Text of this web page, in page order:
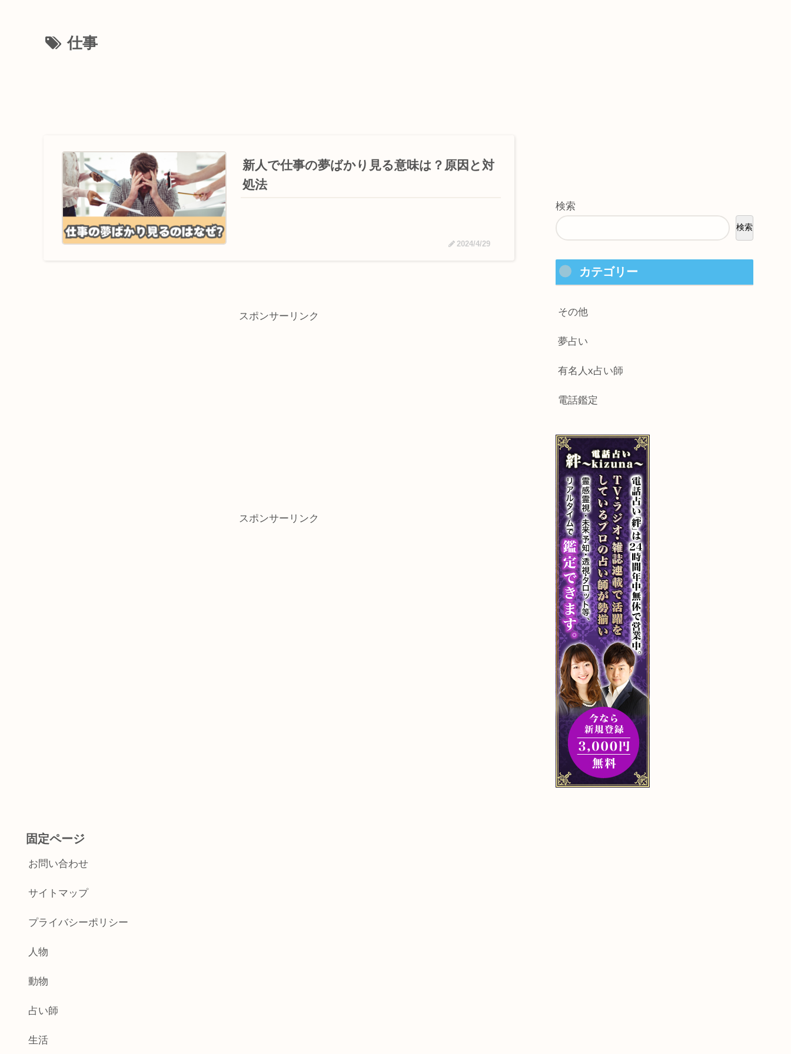
仕事
新人で仕事の夢ばかり見る意味は？原因と対
処法
2024/4/29
スポンサーリンク
スポンサーリンク
検索
検索
カテゴリー
その他
夢占い
有名人x占い師
電話鑑定
固定ページ
お問い合わせ
サイトマップ
プライバシーポリシー
人物
動物
占い師
生活